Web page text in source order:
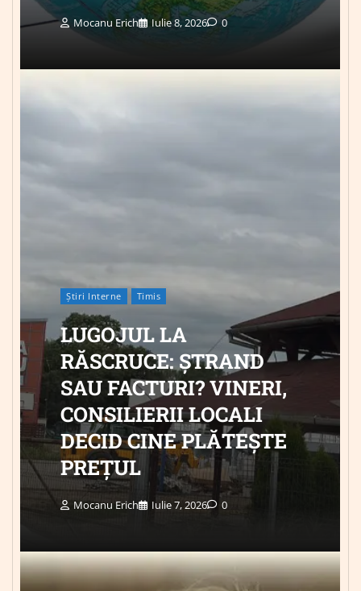
Mocanu Erich Iulie 8, 2026 0
Știri Interne Timis
LUGOJUL LA
RĂSCRUCE: ȘTRAND
SAU FACTURI? VINERI,
CONSILIERII LOCALI
DECID CINE PLĂTEȘTE
PREȚUL
Mocanu Erich Iulie 7, 2026 0